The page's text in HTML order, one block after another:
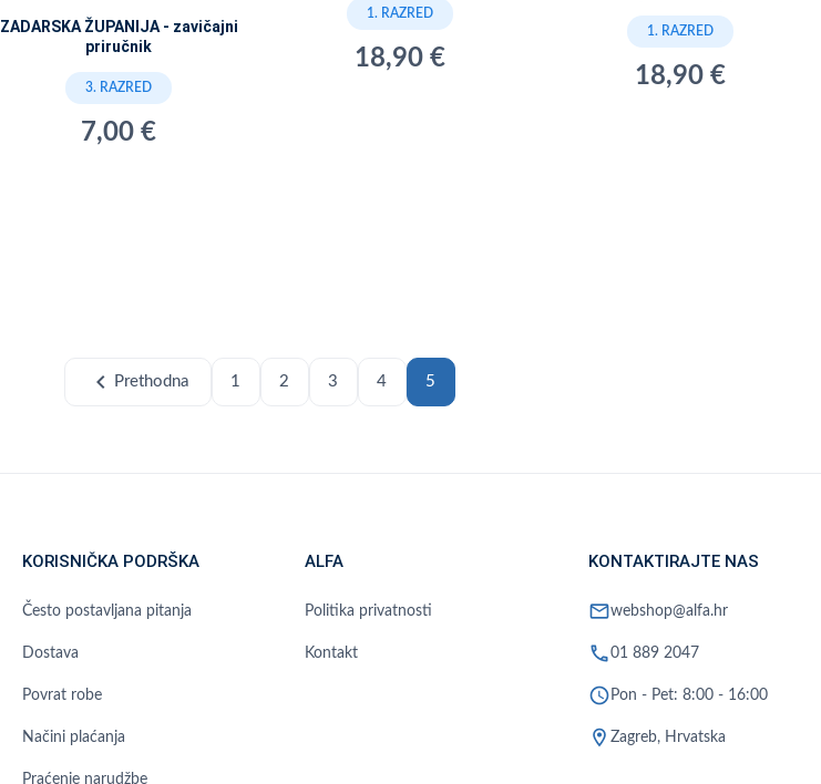
ZADARSKA ŽUPANIJA - zavičajni
priručnik
3. RAZRED
7,00 €
1. RAZRED
18,90 €
1. RAZRED
18,90 €
chevron_left Prethodna 1 2 3 4 5
KORISNIČKA PODRŠKA
Često postavljana pitanja
Dostava
Povrat robe
Načini plaćanja
Praćenje narudžbe
ALFA
Politika privatnosti
Kontakt
KONTAKTIRAJTE NAS
mailwebshop@alfa.hr
phone01 889 2047
schedule Pon - Pet: 8:00 - 16:00
location_on Zagreb, Hrvatska